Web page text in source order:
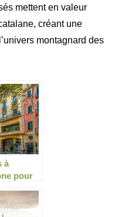
mettent en valeur
créant une
montagnard des
à
pour